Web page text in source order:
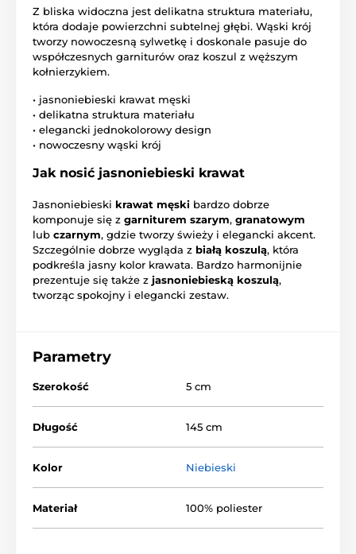
Z bliska widoczna jest delikatna struktura materiału,
która dodaje powierzchni subtelnej głębi. Wąski krój
tworzy nowoczesną sylwetkę i doskonale pasuje do
współczesnych garniturów oraz koszul z węższym
kołnierzykiem.
• jasnoniebieski krawat męski
• delikatna struktura materiału
• elegancki jednokolorowy design
• nowoczesny wąski krój
Jak nosić jasnoniebieski krawat
Jasnoniebieski krawat męski bardzo dobrze
komponuje się z garniturem szarym, granatowym
lub czarnym, gdzie tworzy świeży i elegancki akcent.
Szczególnie dobrze wygląda z białą koszulą, która
podkreśla jasny kolor krawata. Bardzo harmonijnie
prezentuje się także z jasnoniebieską koszulą,
tworząc spokojny i elegancki zestaw.
Parametry
Szerokość 5 cm
Długość 145 cm
Kolor Niebieski
Materiał 100% poliester